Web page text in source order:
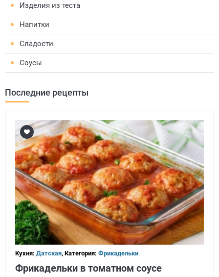
Изделия из теста
Напитки
Сладости
Соусы
Последние рецепты
Кухня: Датская, Категория: Фрикадельки
Фрикадельки в томатном соусе